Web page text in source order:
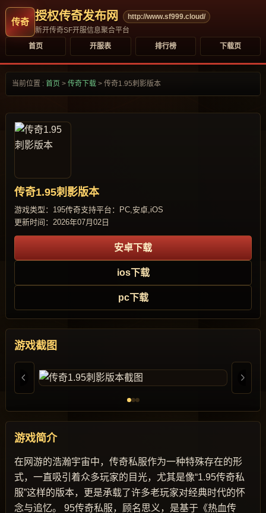
授权传奇发布网
http://www.sf999.cloud/
新开传奇SF开服信息聚合平台
首页
开服表 排行榜 下载页
当前位置 : 首页 > 传奇下载 > 传奇1.95刺影版本
传奇1.95刺影版本
游戏类型：195传奇支持平台：PC,安卓,iOS
更新时间：2026年07月02日
安卓下载
ios下载
pc下载
游戏截图
游戏简介
在网游的浩瀚宇宙中，传奇私服作为一种特殊存在的形
式，一直吸引着众多玩家的目光，尤其是像“1.95传奇私
服”这样的版本，更是承载了许多老玩家对经典时代的怀
念与追忆。 95传奇私服，顾名思义，是基于《热血传